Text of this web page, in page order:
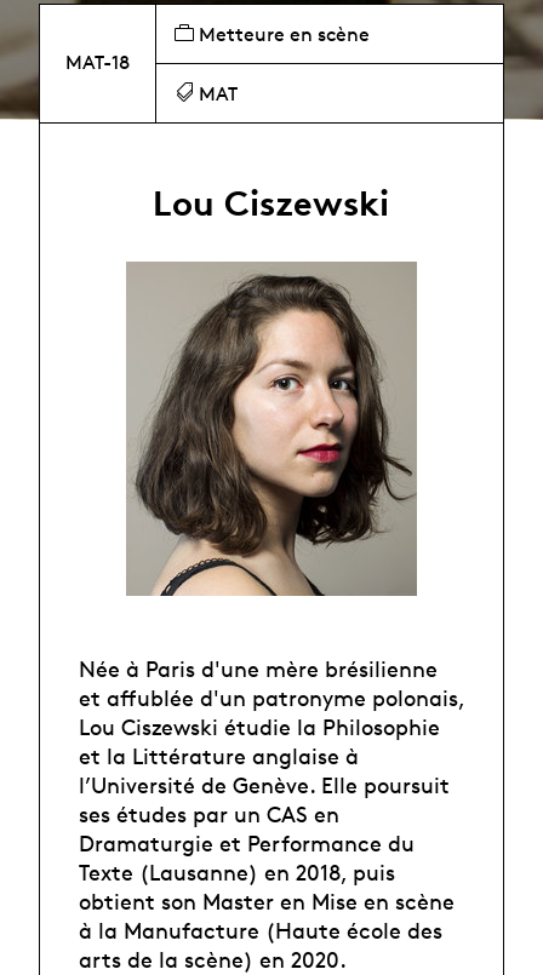
MAT-18
Metteure en scène
MAT
Lou Ciszewski
Née à Paris d'une mère brésilienne
et affublée d'un patronyme polonais,
Lou Ciszewski étudie la Philosophie
et la Littérature anglaise à
l’Université de Genève. Elle poursuit
ses études par un CAS en
Dramaturgie et Performance du
Texte (Lausanne) en 2018, puis
obtient son Master en Mise en scène
à la Manufacture (Haute école des
arts de la scène) en 2020.